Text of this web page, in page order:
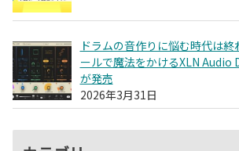
ドラムの音作りに悩む時代は終
ールで魔法をかけるXLN
が発売
2026年3月31日